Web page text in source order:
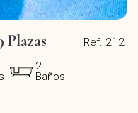
Ref. 212
Plazas
2
Baños